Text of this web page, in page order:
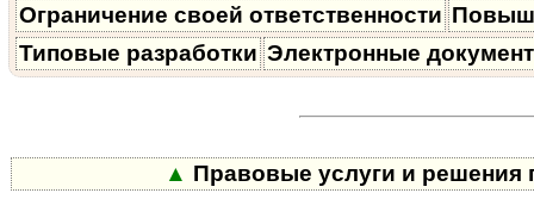
Ограничение своей ответственности
Типовые разработки Электронные
▲ Правовые услуги и решения